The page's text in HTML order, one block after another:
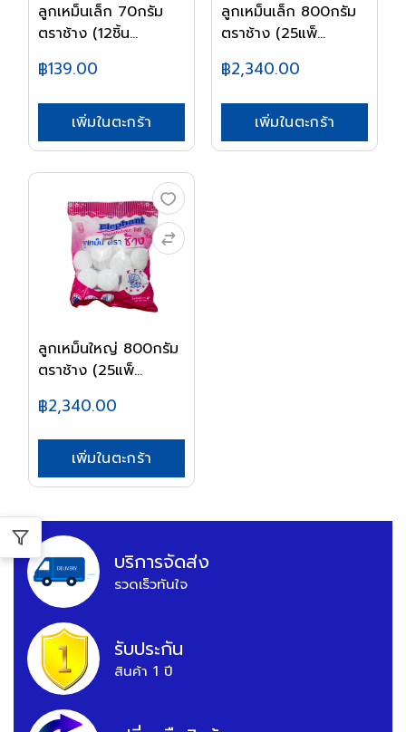
ลูกเหม็นเล็ก 70กรัม
ตราช้าง (12ชิ้น...
฿139.00
เพิ่มในตะกร้า
ลูกเหม็นเล็ก 800กรัม
ตราช้าง (25แพ็...
฿2,340.00
เพิ่มในตะกร้า
ลูกเหม็นใหญ่ 800กรัม
ตราช้าง (25แพ็...
฿2,340.00
เพิ่มในตะกร้า
บริการจัดส่ง
รวดเร็วทันใจ
รับประกัน
สินค้า 1 ปี